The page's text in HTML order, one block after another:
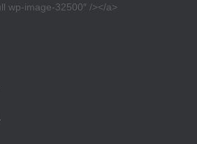
wp-image-32500″ /></a>